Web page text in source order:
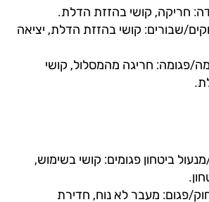
קושי בהזזת הדלת.
שבורים: קושי בהזזת הדלת, יציאה
חריגה מהמסלול, קושי
ביטחון פגומים: קושי בשימוש,
מעבר לא נוח, חדירת